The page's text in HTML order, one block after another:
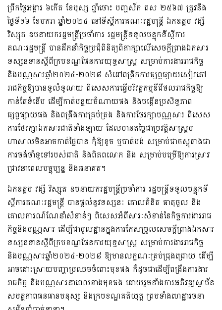
ព្រឹកថ្ងៃអង្គារ ៦កើត ខែបុស្ស ឆ្នាំថោះ បញ្ចស័ក ពស ២៥៦៧ ត្រូវនឹង
ថ្ងៃទី១៦ ខែមករា ឆ្នាំ២០២៤ នៅទីស្តីការគណៈរដ្ឋមន្រ្តី ឯកឧត្តម វង្សី
វិស្សុត ឧបនាយករដ្ឋមន្រ្តីប្រចាំការ រដ្ឋមន្រ្តីទទួលបន្ទុកទីស្តីការ
គណៈរដ្ឋមន្រ្តី បានដឹកនាំកិច្ចប្រជុំពិនិត្យពិភាក្សាលើសេចក្តីព្រាងឯកសារ
ទស្សនទានស្តីពីក្របខណ្ឌផែនការយុទ្ធសាស្រ្ត សម្រាប់ការងាររាជកិច្ច
និងបណ្ណសារឆ្នាំ២០២៤-២០២៨ សំដៅពង្រីកការផ្សព្វផ្សាយសៀវភៅ
រាជកិច្ចឱ្យបានទូលំទូលាយ ពិសេសការធ្វើបរិវត្តកម្មឌីជីថលរាជកិច្ចឱ្យ
កាន់តែទំនើប ដើម្បីកាត់បន្ថយចំណាយផង និងបង្កើនប្រសិទ្ធភាព
ផ្សព្វផ្សាយផង និងពង្រឹងការគ្រប់គ្រង និងការថែរក្សាបណ្ណសារ ពិសេស
ការថែរក្សាឯកសារជាតិទាំងឡាយ ដែលមានតម្លៃជាប្រវត្តិសាស្រ្តម
ហាសាលមិនអាចកាត់ថ្លៃបាន កុំឱ្យខូច ឬបាត់បង់ សម្រាប់ជាភស្តុតាងជា
ការចង់ចាំទូទៅរបស់ជាតិ និងពិភពលោក និង សម្រាប់បម្រើឱ្យការស្រាវ
ជ្រាវនាពេលបច្ចុប្បន្ន និងអនាគត។
ឯកឧត្តម វង្សី វិស្សុត ឧបនាយករដ្ឋមន្រ្តីប្រចាំការ រដ្ឋមន្រ្តីទទួលបន្ទុកទី
ស្តីការគណៈរដ្ឋមន្រ្តី បានផ្តល់នូវទស្សនៈ គោលគំនិត ធាតុចូល និង
គោលការណ៍ណែនាំសំខាន់ៗ ពិសេសអំពីសារៈសំខាន់នៃកិច្ចការងាររាជ
កិច្ចនិងបណ្ណសារ ដើម្បីជាមូលដ្ឋានក្នុងការកែសម្រួលសេចក្តីព្រាងឯកសារ
ទស្សនទានស្តីពីក្របខណ្ឌផែនការយុទ្ធសាស្រ្ត សម្រាប់ការងាររាជកិច្ច
និងបណ្ណសារឆ្នាំ២០២៤-២០២៨ ឱ្យមានលក្ខណៈគ្រប់ជ្រុងជ្រោយ ដើម្បី
អាចដោះស្រាយបញ្ហាប្រឈមចំពោះមុខផង ក៏ដូចជាដើម្បីពង្រឹងការងារ
រាជកិច្ច និងបណ្ណសារនាពេលខាងមុខផង ដោយរួមទាំងការអភិវឌ្ឍស្ថាប័ន
សមត្ថភាពធនធានមនុស្ស និងក្របខណ្ឌគតិយុត្ត ព្រមទាំងហេដ្ឋារចនា